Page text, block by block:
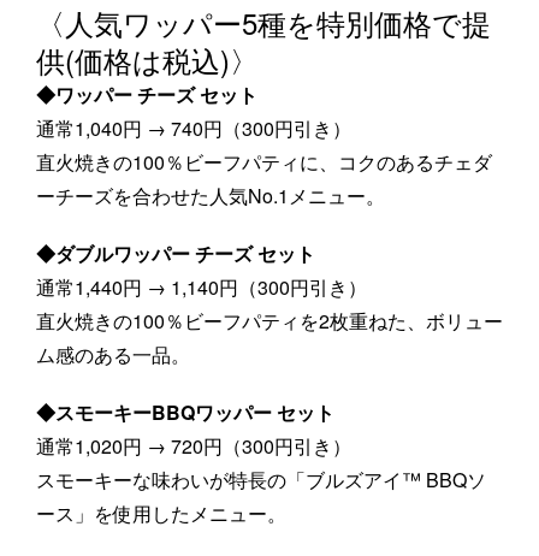
〈人気ワッパー5種を特別価格で提
供(価格は税込)〉
◆ワッパー チーズ セット
通常1,040円 → 740円（300円引き）
直火焼きの100％ビーフパティに、コクのあるチェダ
ーチーズを合わせた人気No.1メニュー。
◆ダブルワッパー チーズ セット
通常1,440円 → 1,140円（300円引き）
直火焼きの100％ビーフパティを2枚重ねた、ボリュー
ム感のある一品。
◆スモーキーBBQワッパー セット
通常1,020円 → 720円（300円引き）
スモーキーな味わいが特長の「ブルズアイ™ BBQソ
ース」を使用したメニュー。